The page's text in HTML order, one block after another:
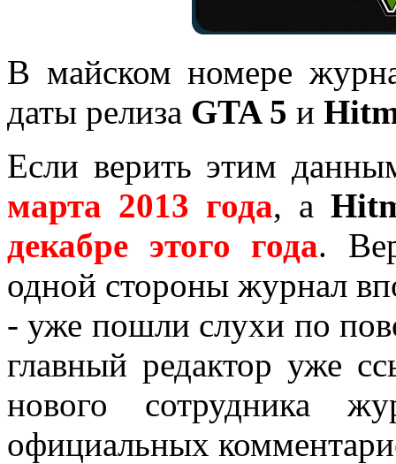
В майском номере
даты релиза GTA 5 и
Если верить этим
марта 2013 года, а
декабре этого года.
одной стороны журнал
- уже пошли слухи по
главный редактор уже
нового сотрудника
официальных